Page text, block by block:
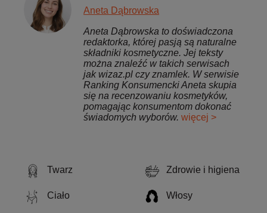
Twarz Zdrowie i higiena
Ciało Włosy
Aneta Dąbrowska
Aneta Dąbrowska to doświadczona
redaktorka, której pasją są naturalne
składniki kosmetyczne. Jej teksty
można znaleźć w takich serwisach
jak wizaz.pl czy znamlek. W serwisie
Ranking Konsumencki Aneta skupia
się na recenzowaniu kosmetyków,
pomagając konsumentom dokonać
świadomych wyborów. więcej >